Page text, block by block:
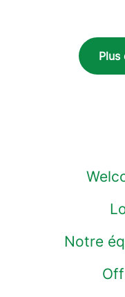
Plus
Notre